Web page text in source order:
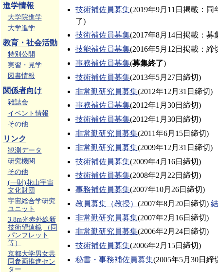
進学情報
大学院進学
大学進学
教育・社会活動
特別公開
実習・見学
図書情報
関係者向け
雑誌会
イベント情報
その他
リンク
観測データ
研究機関
その他
(一財)花山宇宙
文化財団
宇宙総合学研究
ユニット
3.8m光赤外線新
技術望遠鏡
（同
パンフレット
等）
京都大学男女共
同参画推進セン
ター
技術補佐員募集(2019年9月11日掲載：同
了)
技術補佐員募集(2017年8月14日掲載：募
技能補佐員募集(2016年5月12日掲載：締
事務補佐員募集(募集終了)
技術補佐員募集(2013年5月27日締切)
非常勤研究員募集(2012年12月31日締切)
事務補佐員募集(2012年1月30日締切)
技術補佐員募集(2012年1月30日締切)
非常勤研究員募集(2011年6月15日締切)
非常勤研究員募集(2009年12月31日締切)
技術補佐員募集(2009年4月16日締切)
技術補佐員募集(2008年2月22日締切)
事務補佐員募集(2007年10月26日締切)
教員募集（教授） (2007年8月20日締切)
非常勤研究員募集(2007年2月16日締切)
非常勤研究員募集(2006年2月24日締切)
技術補佐員募集(2006年2月15日締切)
秘書・事務補佐員募集(2005年5月30日締